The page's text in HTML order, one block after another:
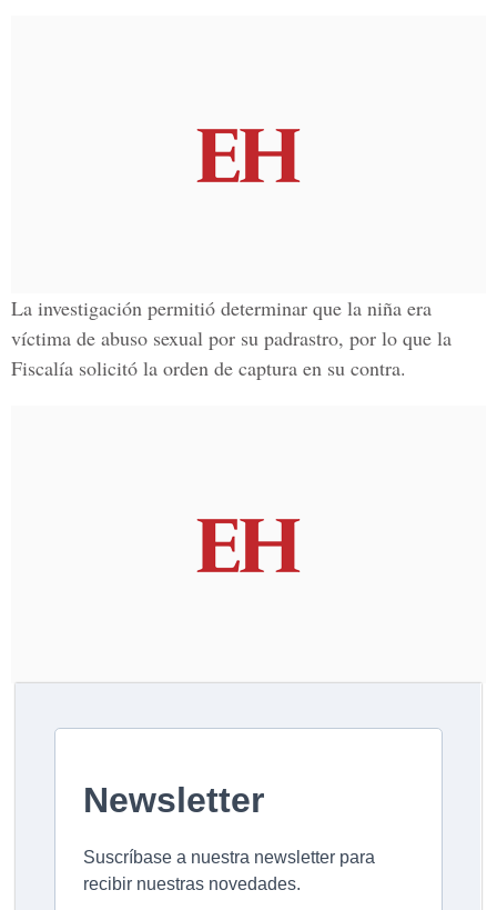
La investigación permitió determinar que la niña era
víctima de abuso sexual por su padrastro, por lo que la
Fiscalía solicitó la orden de captura en su contra.